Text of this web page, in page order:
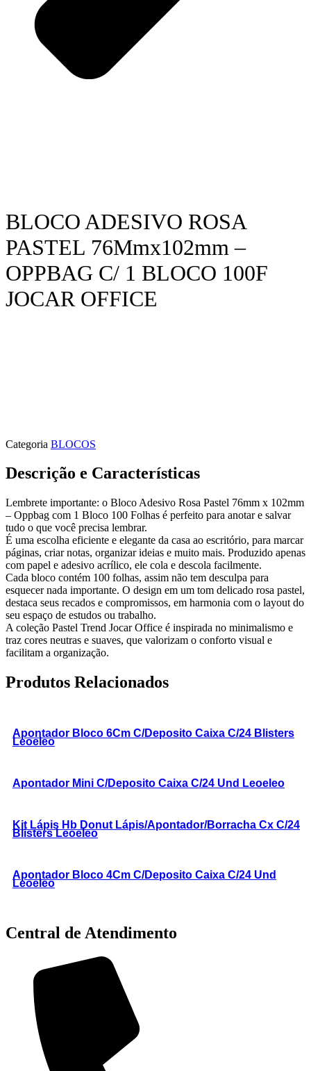
BLOCO ADESIVO ROSA
PASTEL 76Mmx102mm –
OPPBAG C/ 1 BLOCO 100F
JOCAR OFFICE
Categoria BLOCOS
Descrição e Características
Lembrete importante: o Bloco Adesivo Rosa Pastel 76mm x 102mm
– Oppbag com 1 Bloco 100 Folhas é perfeito para anotar e salvar
tudo o que você precisa lembrar.
É uma escolha eficiente e elegante da casa ao escritório, para marcar
páginas, criar notas, organizar ideias e muito mais. Produzido apenas
com papel e adesivo acrílico, ele cola e descola facilmente.
Cada bloco contém 100 folhas, assim não tem desculpa para
esquecer nada importante. O design em um tom delicado rosa pastel,
destaca seus recados e compromissos, em harmonia com o layout do
seu espaço de estudos ou trabalho.
A coleção Pastel Trend Jocar Office é inspirada no minimalismo e
traz cores neutras e suaves, que valorizam o conforto visual e
facilitam a organização.
Produtos Relacionados
Apontador Bloco 6Cm C/Deposito Caixa C/24 Blisters
Leoeleo
Apontador Mini C/Deposito Caixa C/24 Und Leoeleo
Kit Lápis Hb Donut Lápis/Apontador/Borracha Cx C/24
Blisters Leoeleo
Apontador Bloco 4Cm C/Deposito Caixa C/24 Und
Leoeleo
Central de Atendimento